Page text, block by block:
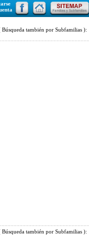
también por Subfamilias ):
también por Subfamilias ):